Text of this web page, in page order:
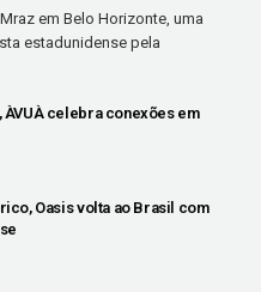
em Belo Horizonte, uma
estadunidense pela
ÀVUÀ celebra conexões em
Oasis volta ao Brasil com